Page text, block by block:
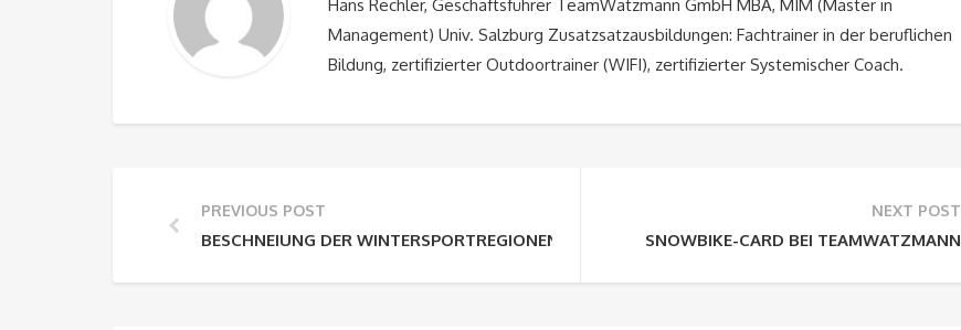
Hans Rechler, Geschäftsführer TeamWatzmann GmbH MBA, MIM (Master in
Management) Univ. Salzburg Zusatzsatzausbildungen: Fachtrainer in der beruflichen
Bildung, zertifizierter Outdoortrainer (WIFI), zertifizierter Systemischer Coach.
PREVIOUS POST
BESCHNEIUNG DER WINTERSPORTREGIONEN
NEXT POST
SNOWBIKE-CARD BEI TEAMWATZMANN